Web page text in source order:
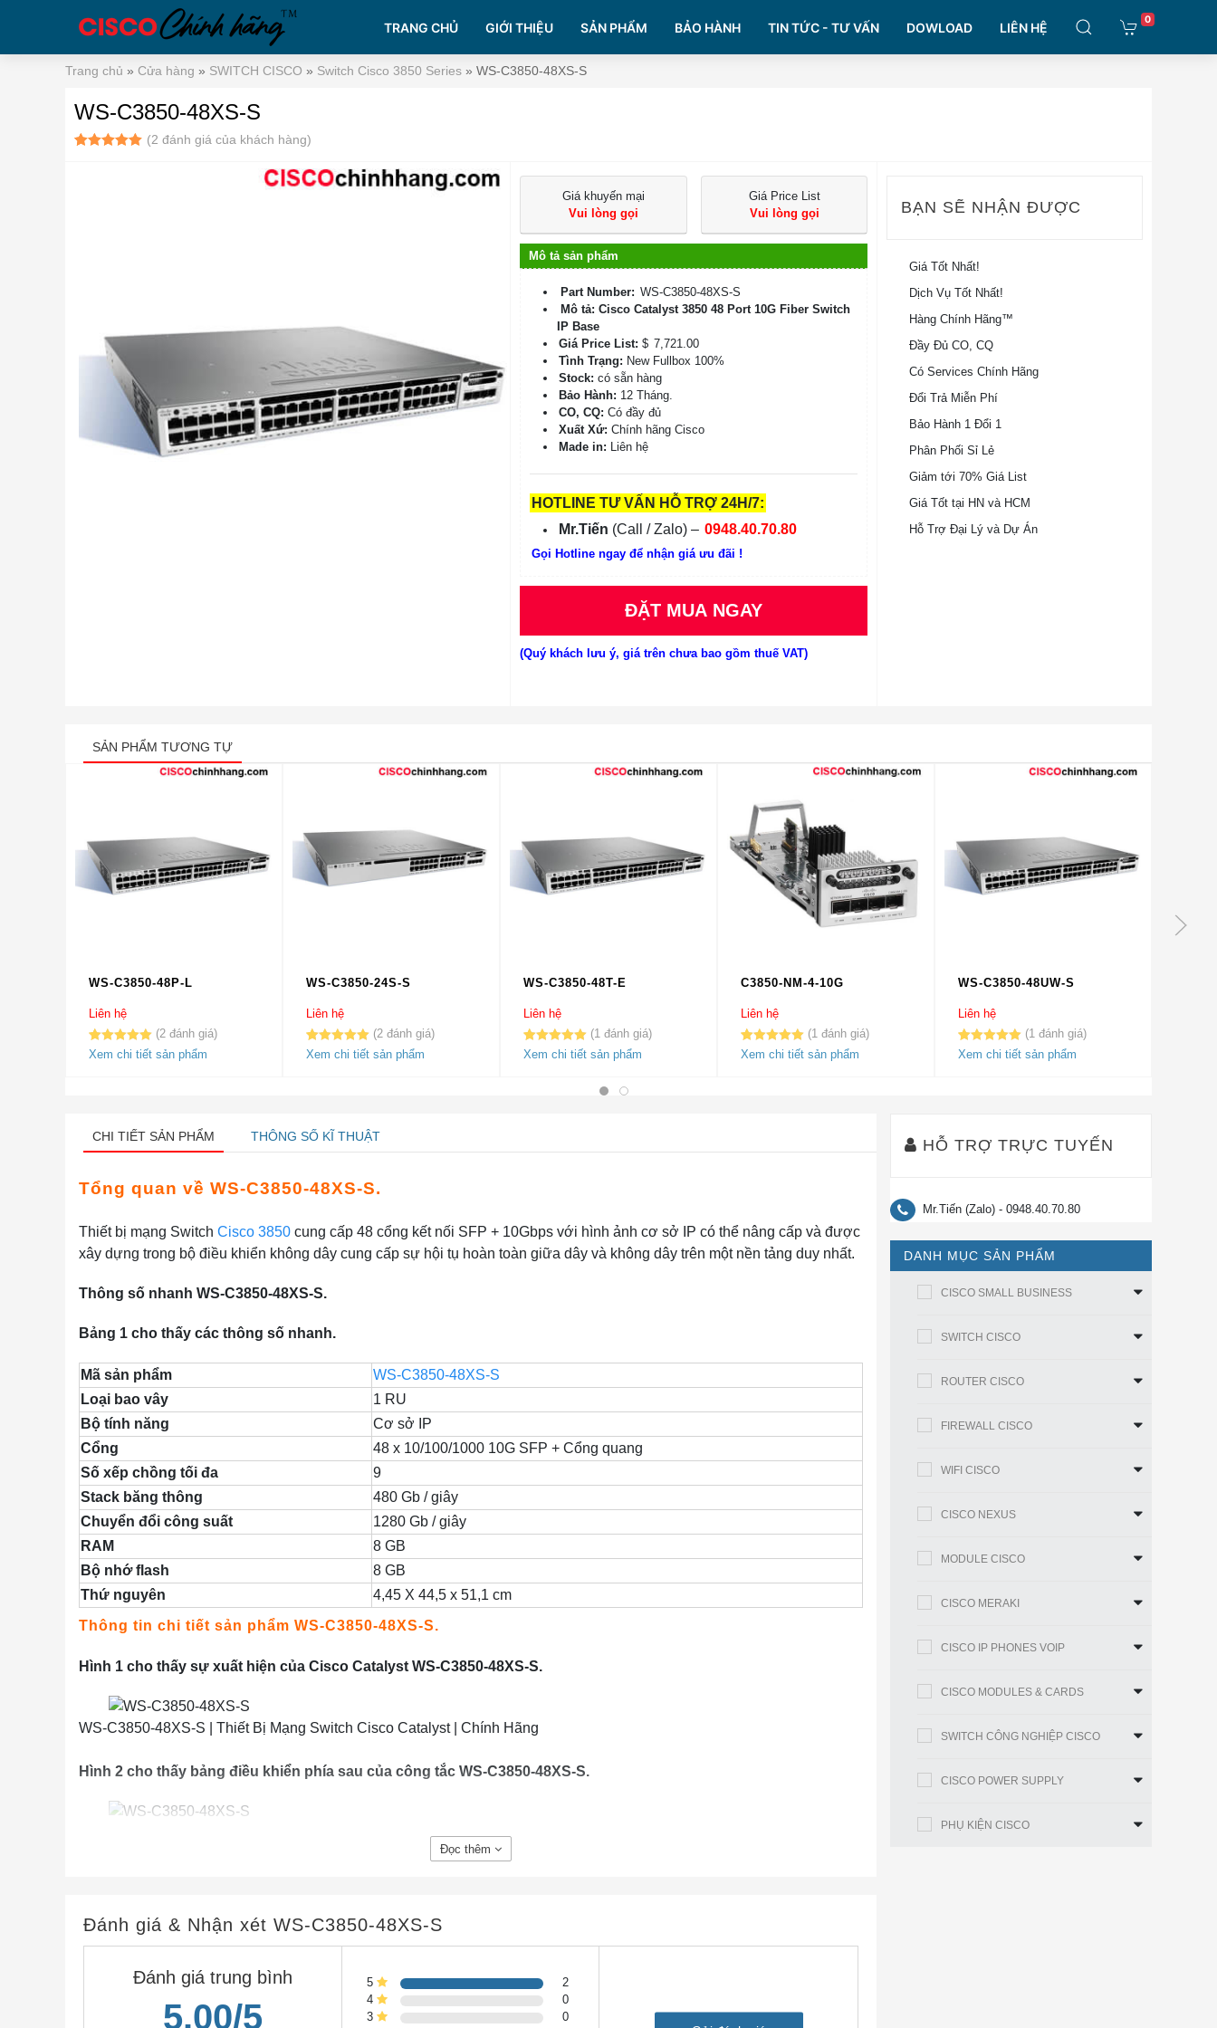
TRANG CHỦ GIỚI THIỆU SẢN PHẨM BẢO HÀNH TIN TỨC - TƯ VẤN DOWLOAD LIÊN HỆ
0
Trang chủ » Cửa hàng » SWITCH CISCO » Switch Cisco 3850 Series » WS-C3850-48XS-S
WS-C3850-48XS-S
(2 đánh giá của khách hàng)
Giá khuyến mại
Vui lòng gọi
Giá Price List
Vui lòng gọi
Mô tả sản phẩm
Part Number: WS-C3850-48XS-S
Mô tả: Cisco Catalyst 3850 48 Port 10G Fiber Switch
IP Base
Giá Price List: $ 7,721.00
Tình Trạng: New Fullbox 100%
Stock: có sẵn hàng
Bảo Hành: 12 Tháng.
CO, CQ:Có đầy đủ
Xuất Xứ: Chính hãng Cisco
Made in: Liên hệ
HOTLINE TƯ VẤN HỖ TRỢ 24H/7:
Mr.Tiến (Call / Zalo) – 0948.40.70.80
Gọi Hotline ngay để nhận giá ưu đãi !
ĐẶT MUA NGAY
(Quý khách lưu ý, giá trên chưa bao gồm thuế VAT)
BẠN SẼ NHẬN ĐƯỢC
Giá Tốt Nhất!
Dịch Vụ Tốt Nhất!
Hàng Chính Hãng™
Đầy Đủ CO, CQ
Có Services Chính Hãng
Đổi Trả Miễn Phí
Bảo Hành 1 Đổi 1
Phân Phối Sỉ Lẻ
Giảm tới 70% Giá List
Giá Tốt tại HN và HCM
Hỗ Trợ Đại Lý và Dự Án
SẢN PHẨM TƯƠNG TỰ
WS-C3850-48P-L
Liên hệ
5.00trên 5
2
2
Xem chi tiết sản phẩm
WS-C3850-24S-S
Liên hệ
5.00trên 5
2
2
Xem chi tiết sản phẩm
WS-C3850-48T-E
Liên hệ
5.00trên 5
1
1
Xem chi tiết sản phẩm
C3850-NM-4-10G
Liên hệ
5.00trên 5
1
1
Xem chi tiết sản phẩm
WS-C3850-48UW-S
Liên hệ
5.00trên 5
1
1
Xem chi tiết sản phẩm
CHI TIẾT SẢN PHẨM THÔNG SỐ KĨ THUẬT
Tổng quan về WS-C3850-48XS-S.
Thiết bị mạng Switch Cisco 3850 cung cấp 48 cổng kết nối SFP + 10Gbps với hình ảnh cơ sở IP có thể nâng cấp và được
xây dựng trong bộ điều khiển không dây cung cấp sự hội tụ hoàn toàn giữa dây và không dây trên một nền tảng duy nhất.
Thông số nhanh WS-C3850-48XS-S.
Bảng 1 cho thấy các thông số nhanh.
Mã sản phẩm
WS-C3850-48XS-S
Loại bao vây
1 RU
Bộ tính năng
Cơ sở IP
Cổng
48 x 10/100/1000 10G SFP + Cổng quang
Số xếp chồng tối đa
9
Stack băng thông
480 Gb / giây
Chuyển đổi công suất
1280 Gb / giây
RAM
8 GB
Bộ nhớ flash
8 GB
Thứ nguyên
4,45 X 44,5 x 51,1 cm
Thông tin chi tiết sản phẩm WS-C3850-48XS-S.
Hình 1 cho thấy sự xuất hiện của Cisco Catalyst WS-C3850-48XS-S.
WS-C3850-48XS-S | Thiết Bị Mạng Switch Cisco Catalyst | Chính Hãng
Hình 2 cho thấy bảng điều khiển phía sau của công tắc WS-C3850-48XS-S.
WS-C3850-48XS-S | Thiết Bị Mạng Switch Cisco Catalyst | Chính Hãng
① Nối đất
②
CONSOLE (cổng giao diện điều khiển RJ-45) ⑥
Kết nối StackPower
Fan module
Cổng MGMT
Đọc thêm
Đánh giá & Nhận xét WS-C3850-48XS-S
Đánh giá trung bình
5.00/5
5
2
4
0
3
0
HỖ TRỢ TRỰC TUYẾN
Mr.Tiến (Zalo) - 0948.40.70.80
DANH MỤC SẢN PHẨM
CISCO SMALL BUSINESS
SWITCH CISCO
ROUTER CISCO
FIREWALL CISCO
WIFI CISCO
CISCO NEXUS
MODULE CISCO
CISCO MERAKI
CISCO IP PHONES VOIP
CISCO MODULES & CARDS
SWITCH CÔNG NGHIỆP CISCO
CISCO POWER SUPPLY
PHỤ KIỆN CISCO